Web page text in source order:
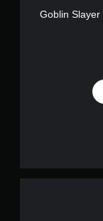
Goblin Slayer